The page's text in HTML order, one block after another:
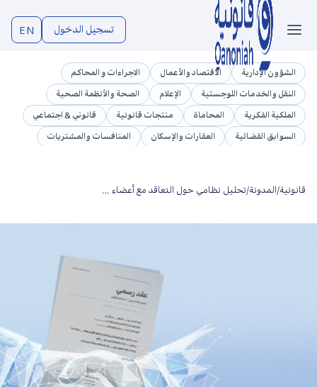
تسجيل الدخول EN
الشؤون الإدارية الاقتصاد والأعمال
الاجراءات و المحاكم
النقل والخدمات اللوجستية
الإعلام
الصحة والأنظمة الصحية
الملكية الفكرية
المحاماة منتجات قانونية
قانوني & اجتماعي
السوابق القضائية
العقارات والإسكان
المنافسات والمشتريات
قانونية/المدونة/ تحليل نظامي حول التعاقد مع أعضاء هيئة التدريس في الجهات الخاضعة لنظام العمل